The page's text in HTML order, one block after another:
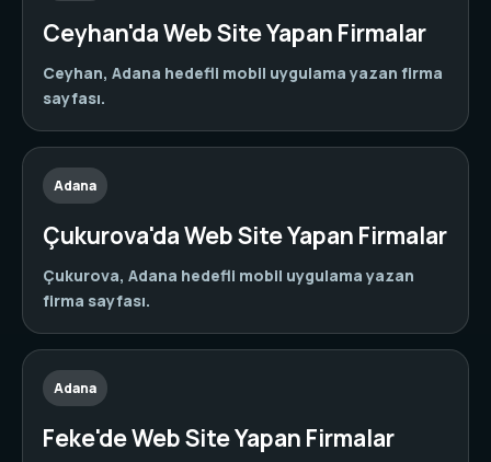
Ceyhan'da Web Site Yapan Firmalar
Ceyhan, Adana hedefli mobil uygulama yazan firma
sayfası.
Adana
Çukurova'da Web Site Yapan Firmalar
Çukurova, Adana hedefli mobil uygulama yazan
firma sayfası.
Adana
Feke'de Web Site Yapan Firmalar